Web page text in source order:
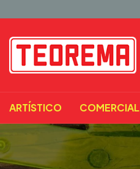
ARTÍSTICO COMERCIAL